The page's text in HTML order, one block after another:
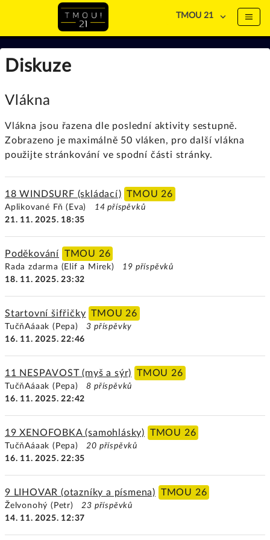
TMOU 21
Diskuze
Vlákna
Vlákna jsou řazena dle poslední aktivity sestupně.
Zobrazeno je maximálně 50 vláken, pro další vlákna
použijte stránkování ve spodní části stránky.
18 WINDSURF (skládací) TMOU 26
Aplikované Fň (Eva)
14 příspěvků
21. 11. 2025. 18:35
Poděkování TMOU 26
Rada zdarma (Elif a Mirek)
19 příspěvků
18. 11. 2025. 23:32
Startovní šifřičky TMOU 26
TučňAáaak (Pepa)
3 příspěvky
16. 11. 2025. 22:46
11 NESPAVOST (myš a sýr) TMOU 26
TučňAáaak (Pepa)
8 příspěvků
16. 11. 2025. 22:42
19 XENOFOBKA (samohlásky) TMOU 26
TučňAáaak (Pepa)
20 příspěvků
16. 11. 2025. 22:35
9 LIHOVAR (otazníky a písmena) TMOU 26
Želvonohý (Petr)
23 příspěvků
14. 11. 2025. 12:37